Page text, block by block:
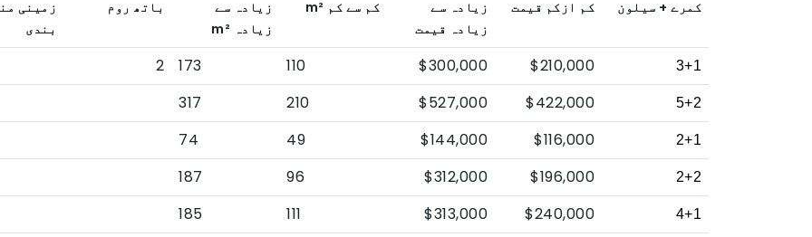
کمرے + سیلون کم ازکم قیمت
زیادہ سے
زیادہ قیمت
کم سے کم
زیادہ سے
زیادہ
باتھ روم
زمینی
بندی
3+1
$210,000
$300,000
110
173
2
5+2
$422,000
$527,000
210
317
2+1
$116,000
$144,000
49
74
2+2
$196,000
$312,000
96
187
4+1
$240,000
$313,000
111
185